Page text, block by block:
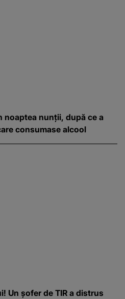
noaptea nunții, după ce a
consumase alcool
Un șofer de TIR a distrus